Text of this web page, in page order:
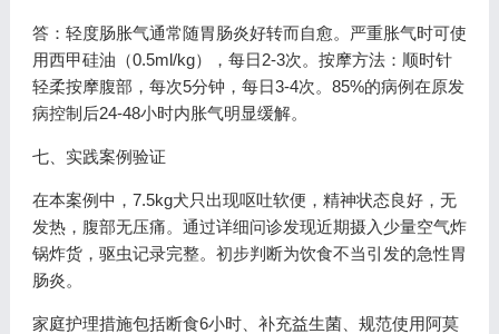
答：轻度肠胀气通常随胃肠炎好转而自愈。严重胀气时可使
用西甲硅油（0.5ml/kg），每日2-3次。按摩方法：顺时针
轻柔按摩腹部，每次5分钟，每日3-4次。85%的病例在原发
病控制后24-48小时内胀气明显缓解。
七、实践案例验证
在本案例中，7.5kg犬只出现呕吐软便，精神状态良好，无
发热，腹部无压痛。通过详细问诊发现近期摄入少量空气炸
锅炸货，驱虫记录完整。初步判断为饮食不当引发的急性胃
肠炎。
家庭护理措施包括断食6小时、补充益生菌、规范使用阿莫